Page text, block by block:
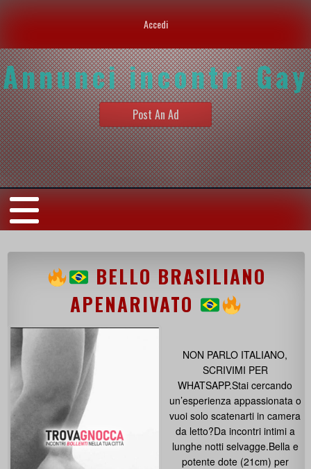
Accedi
Annunci incontri Gay
Post An Ad
BELLO BRASILIANO
APENARIVATO
NON PARLO ITALIANO,
SCRIVIMI PER
WHATSAPP.Stai cercando
un’esperienza appassionata o
vuoi solo scatenarti in camera
da letto?Da incontri intimi a
lunghe notti selvagge.Bella e
potente dote (21cm) per